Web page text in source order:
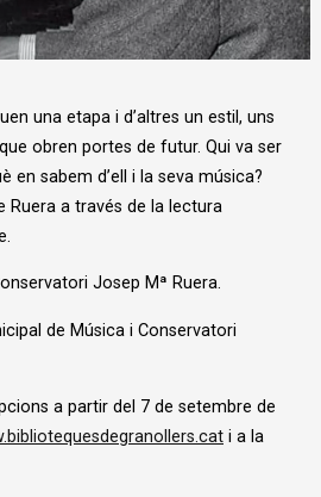
una etapa i d’altres un estil, uns
obren portes de futur. Qui va ser
en sabem d’ell i la seva música?
Ruera a través de la lectura
Josep Mª Ruera.
de Música i Conservatori
a partir del 7 de setembre de
i a la